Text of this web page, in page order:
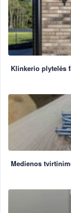
Klinkerio plytelės
Medienos